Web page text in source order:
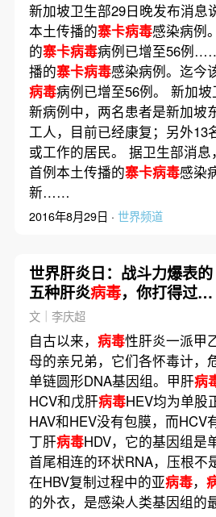
新加坡卫生部29日晚发布消息
本土传播的寨卡病毒感染病例
的寨卡病毒病例已增至56例
播的寨卡病毒感染病例。迄今
病毒病例已增至56例。 新加
新病例中，两名患者是新加坡
工人，目前已经康复；另外13
或工作的居民。 据卫生部消
首例本土传播的寨卡病毒感染
新……
2016年8月29日 · 世界频道
世界肝炎日：战斗力爆表的
五种肝炎病毒，你打得过它
们吗｜健保
文｜李庆超
自古以来， 病毒性肝炎一派甲
母的亲兄弟，它们各怀毒计
单链圆形DNA基因组。甲肝病
HCV和戊肝病毒HEV均为单股
HAV和HEV没有包膜，而HCV
丁肝病毒HDV，它的基因组是
首尾相连的环状RNA，压根不
在HBV复制过程中的亚病毒，
的外衣，是感染人类基因组